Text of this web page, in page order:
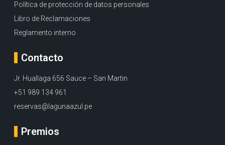
Política de protección de datos personales
Libro de Reclamaciones
Reglamento interno
Contacto
Jr. Huallaga 656 Sauce – San Martin
+51 989 134 961
reservas@lagunaazul.pe
Premios